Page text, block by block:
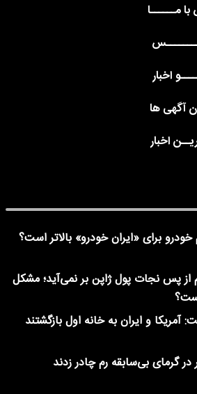
مــــــا
اخبار
آگهی ها
اخبار
برای «ایران خودرو» بالاتر است؟
از پس نجات پول ژاپن بر نمی‌آید؛ مشکل
آمریکا و ایران به خانه اول بازگشتند
گرمای بی‌سابقه رم چادر زدند